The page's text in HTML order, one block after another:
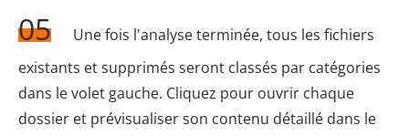
05
Une fois l'analyse terminée, tous les fichiers
existants et supprimés seront classés par catégories
dans le volet gauche. Cliquez pour ouvrir chaque
dossier et prévisualiser son contenu détaillé dans le